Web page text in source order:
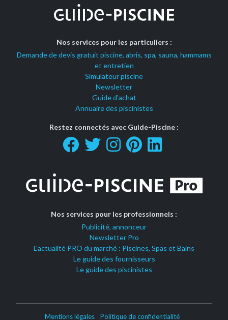
Nos services pour les particuliers :
Demande de devis gratuit piscine, abris, spa, sauna, hammams
et entretien
Simulateur piscine
Newsletter
Guide d'achat
Annuaire des piscinistes
Restez connectés avec Guide-Piscine :
Nos services pour les professionnels :
Publicité, annonceur
Newsletter Pro
L'actualité PRO du marché : Piscines, Spas et Bains
Le guide des fournisseurs
Le guide des piscinistes
Mentions légales Politique de confidentialité